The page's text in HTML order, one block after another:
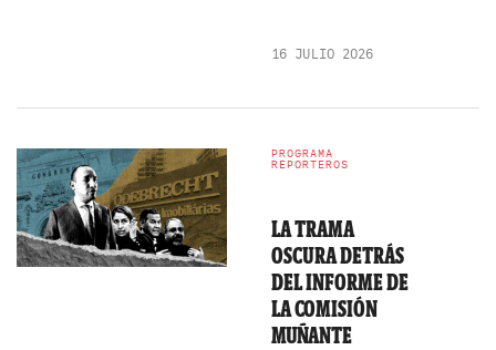
16 JULIO 2026
PROGRAMA
REPORTEROS
LA TRAMA
OSCURA DETRÁS
DEL INFORME DE
LA COMISIÓN
MUÑANTE